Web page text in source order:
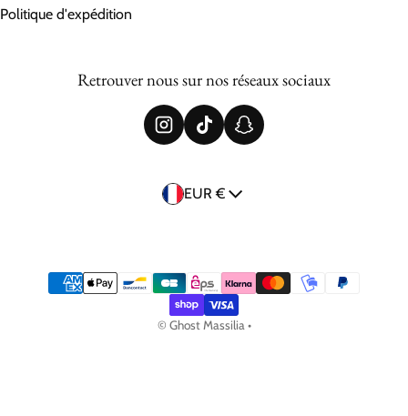
Politique d'expédition
Retrouver nous sur nos réseaux sociaux
Pays/région
EUR €
Méthodes de payement
© Ghost Massilia •